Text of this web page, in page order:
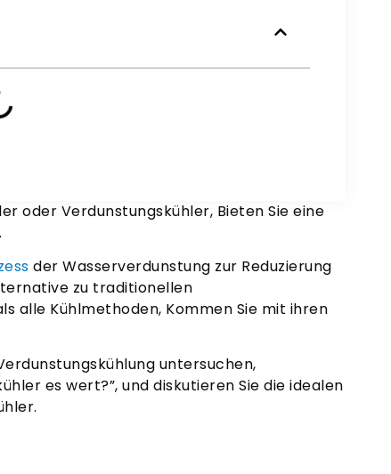
oder Verdunstungskühler, Bieten Sie eine
der Wasserverdunstung zur Reduzierung
zu traditionellen
alle Kühlmethoden, Kommen Sie mit ihren
untersuchen,
es wert?”, und diskutieren Sie die idealen